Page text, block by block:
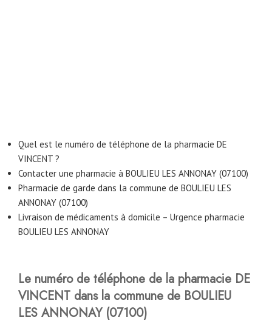
Quel est le numéro de téléphone de la pharmacie DE
VINCENT ?
Contacter une pharmacie à BOULIEU LES ANNONAY (07100)
Pharmacie de garde dans la commune de BOULIEU LES
ANNONAY (07100)
Livraison de médicaments à domicile – Urgence pharmacie
BOULIEU LES ANNONAY
Le numéro de téléphone de la pharmacie DE
VINCENT dans la commune de BOULIEU
LES ANNONAY (07100)